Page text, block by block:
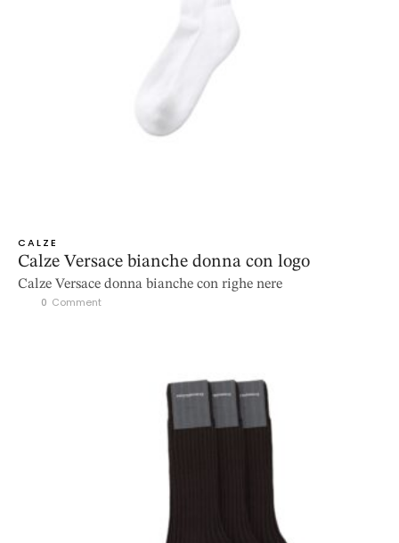
CALZE
Calze Versace bianche donna con logo
Calze Versace donna bianche con righe nere
0 Comment